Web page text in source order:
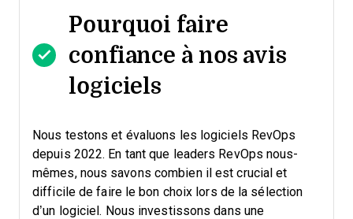
Pourquoi faire
confiance à nos avis
logiciels
Nous testons et évaluons les logiciels RevOps
depuis 2022. En tant que leaders RevOps nous-
mêmes, nous savons combien il est crucial et
difficile de faire le bon choix lors de la sélection
d’un logiciel. Nous investissons dans une